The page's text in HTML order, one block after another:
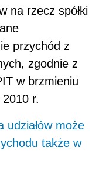
na rzecz spółki
przychód z
zgodnie z
w brzmieniu
r.
udziałów może
także w